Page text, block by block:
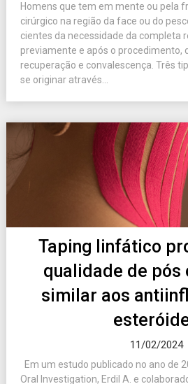
Homens que tem em mente ou pela
cirúrgico na região da face ou do
cientes da necessidade da completa
previamente e após o procedimento,
recuperação e convalescença. Três
se originar através...
Taping linfático
qualidade de pós
similar aos
11/02/2024
Em um estudo publicado no ano de
Oral Investigation, Erdil A. e